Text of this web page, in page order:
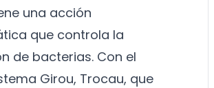
una acción
que controla la
de bacterias. Con el
Girou, Trocau, que